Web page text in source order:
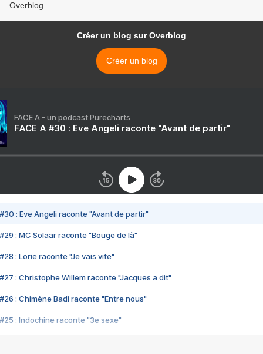
Overblog
Créer un blog sur Overblog
Créer un blog
FACE A - un podcast Purecharts
FACE A #30 : Eve Angeli raconte "Avant de partir"
#30 : Eve Angeli raconte "Avant de partir"
#29 : MC Solaar raconte "Bouge de là"
#28 : Lorie raconte "Je vais vite"
#27 : Christophe Willem raconte "Jacques a dit"
#26 : Chimène Badi raconte "Entre nous"
#25 : Indochine raconte "3e sexe"